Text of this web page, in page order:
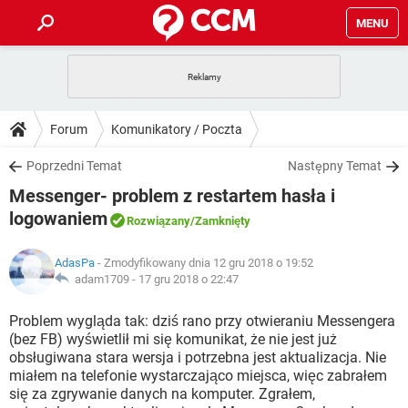
MENU
GRY WHATSAPP
SPOTIFY
INSTAGRAM FACEBOOK
WINDOWS 10
PORADY
PlayStation TIKTOK
SPOTIFY
WINDOWS 10
DO POBRANIA
ANDROID TIKTOK
GRY WHATSAPP
IOS NETFLIX
INSTAGRAM
WINDOWS 10
FORUM
GRY WHATSAPP
INSTAGRAM FACEBOOK
WINDOWS 10
ARTYKUŁY
COVID-19
GRY WHATSAPP
SPOTIFY NETFLIX
INSTAGRAM FACEBOOK
Forum Komunikatory / Poczta
Poprzedni Temat Następny Temat
Messenger- problem z restartem hasła i
logowaniem
Rozwiązany/Zamknięty
AdasPa - Zmodyfikowany dnia 12 gru 2018 o 19:52
adam1709 - 17 gru 2018 o 22:47
Problem wygląda tak: dziś rano przy otwieraniu Messengera
(bez FB) wyświetlił mi się komunikat, że nie jest już
obsługiwana stara wersja i potrzebna jest aktualizacja. Nie
miałem na telefonie wystarczająco miejsca, więc zabrałem
się za zgrywanie danych na komputer. Zgrałem,